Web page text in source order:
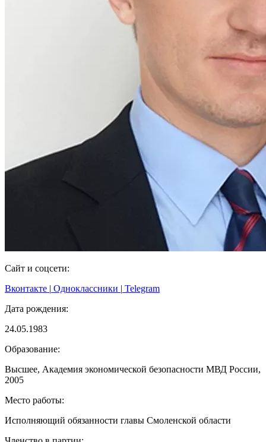
Сайт и соцсети:
Вконтакте | Одноклассники | Telegram
Дата рождения:
24.05.1983
Образование:
Высшее, Академия экономической безопасности МВД России,
2005
Место работы:
Исполняющий обязанности главы Смоленской области